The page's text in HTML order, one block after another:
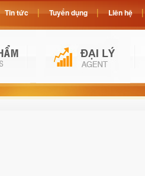
Tin tức Tuyển dụng Liên hệ